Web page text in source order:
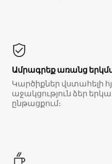
Ամրագրեք առանց
Կարծիքներ վստահելի
աջակցություն ձեր
ընթացքում։